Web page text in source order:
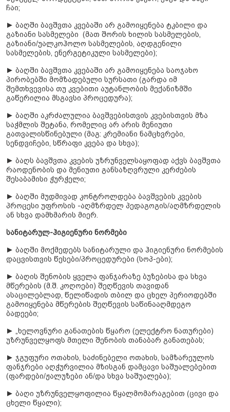
ჩაი;
► ბაღში ბავშვთა კვებაში არ გამოიყენება ტკბილი და
გაზიანი სასმელები (მათ შორის ხილის სასმელების,
გაზიანი/უალკოჰოლო სასმელების, აღდგენილი
სასმელების, ენერგეტიკული სასმელები);
► ბაღში ბავშვთა კვებაში არ გამოიყენება საოჯახო
პირობებში მომზადებული სურსათი (გარდა იმ
შემთხვევისა თუ კვებითი აუტანლობის მექანიზმში
გაწერილია მსგავსი პროცედურა);
► ბაღში აკრძალულია ბავშვებისთვის კვებისთვის მზა
საჭმლის შეტანა, რომელიც არ არის მენიუთი
გათვალისწინებული (მაგ: კრემიანი ნამცხვრები,
სენდვიჩები, სწრაფი კვება და სხვა);
► ბაღს ბავშვთა კვების უზრუნველსაყოფად აქვს ბავშვთა
რაოდენობის და მენიუთი განსაზღვრული კერძების
შესაბამისი ჭურჭელი;
► ბაღში მუდმივად კონტროლდება ბავშვების კვების
პროცესი უფროსის -აღმზრდელ პედაგოგის/აღმზრდელის
ან სხვა დამხმარის მიერ.
სანიტარულ-ჰიგიენური ნორმები
► ბაღში მოქმედებს სანიტარული და ჰიგიენური ნორმების
დაცვისთვის წესები/პროცედურები (სოპ-ები);
► ბაღის შენობის ყველა ფანჯარაზე ბუზებისა და სხვა
მწერების (მ.შ. კოღოები) შეღწევის თავიდან
ასაცილებლად, წელიწადის თბილ და ცხელ პერიოდებში
გამოიყენება მწერების შეღწევის საწინააღმდეგო
ბადეები;
► „ხელოვნური განათების წყარო (ელექტრო ნათურები)
უზრუნველყოფს მთელი შენობის თანაბარ განათებას;
► ჯგუფური ოთახის, საძინებელი ოთახის, სამზარეულოს
ფანჯრები აღჭურვილია მზისგან დამცავი საშუალებებით
(ფარდები/ჟალუზები ან/და სხვა საშუალება);
► ბაღი უზრუნველყოფილია წყალმომარაგებით (ცივი და
ცხელი წყალი);